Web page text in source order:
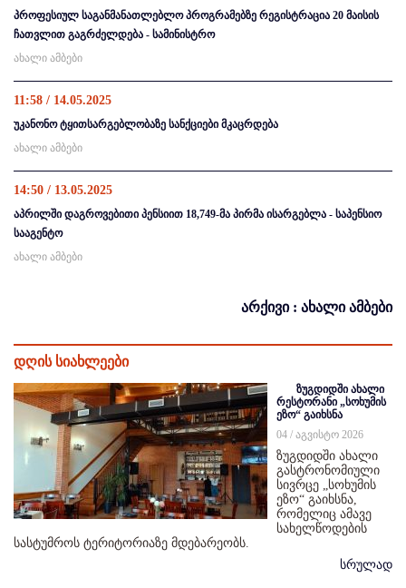
პროფესიულ საგანმანათლებლო პროგრამებზე რეგისტრაცია 20 მაისის
ჩათვლით გაგრძელდება - სამინისტრო
ახალი ამბები
11:58 / 14.05.2025
უკანონო ტყითსარგებლობაზე სანქციები მკაცრდება
ახალი ამბები
14:50 / 13.05.2025
აპრილში დაგროვებითი პენსიით 18,749-მა პირმა ისარგებლა - საპენსიო
სააგენტო
ახალი ამბები
არქივი : ახალი ამბები
დღის სიახლეები
ზუგდიდში ახალი
რესტორანი „სოხუმის
ეზო“ გაიხსნა
04 / აგვისტო 2026
ზუგდიდში ახალი
გასტრონომიული
სივრცე „სოხუმის
ეზო“ გაიხსნა,
რომელიც ამავე
სახელწოდების
სასტუმროს ტერიტორიაზე მდებარეობს.
სრულად